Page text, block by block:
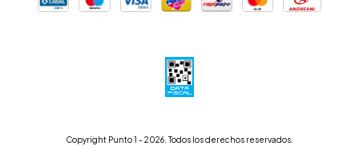
Copyright Punto 1 - 2026. Todos los derechos reservados.